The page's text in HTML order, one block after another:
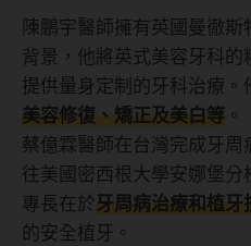
陳鵬宇醫師擁有英國曼徹
背景，他將英式美容牙科
提供量身定制的牙科治療。
美容修復、矯正及美白等 。
蔡億霖醫師在台灣完成牙
往美國密西根大學安娜堡
專長在於牙周病治療和植牙
的安全植牙。